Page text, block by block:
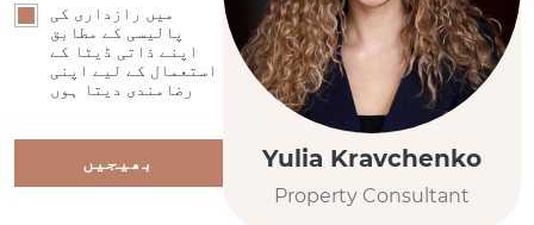
Yulia Kravchenko
Property Consultant
میں رازداری کی
پالیسی کے مطابق
اپنے ذاتی ڈیٹا کے
استعمال کے لیے اپنی
رضامندی دیتا ہوں
بھیجیں